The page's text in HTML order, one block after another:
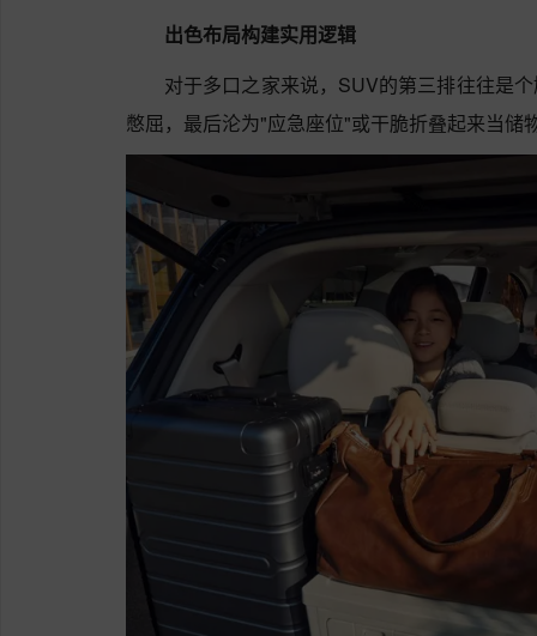
出色布局构建实用逻辑
对于多口之家来说，SUV的第三排往往是
憋屈，最后沦为"应急座位"或干脆折叠起来当储